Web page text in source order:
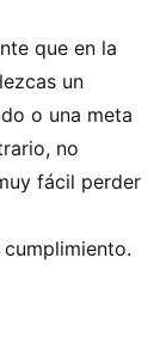
que en la
un
o una meta
no
fácil perder